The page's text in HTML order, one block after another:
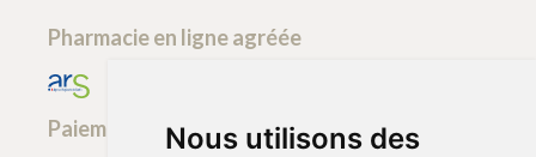
Nous utilisons des
Pharmacie en ligne agréée
Paiement sécurisé